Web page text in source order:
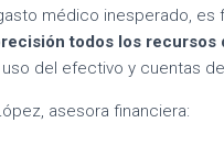
médico inesperado, es
todos los recursos
del efectivo y cuentas
asesora financiera: